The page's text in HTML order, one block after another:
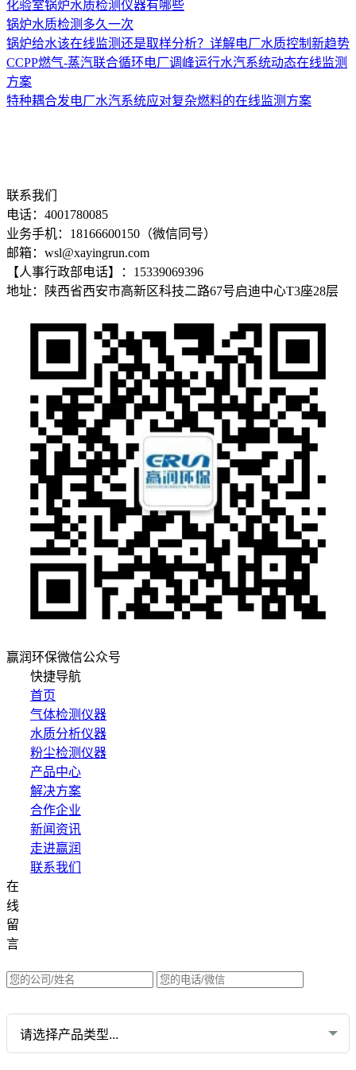
化验室锅炉水质检测仪器有哪些
锅炉水质检测多久一次
锅炉给水该在线监测还是取样分析？详解电厂水质控制新趋势
CCPP燃气-蒸汽联合循环电厂调峰运行水汽系统动态在线监测
方案
特种耦合发电厂水汽系统应对复杂燃料的在线监测方案
联系我们
电话：4001780085
业务手机：18166600150（微信同号）
邮箱：wsl@xayingrun.com
【人事行政部电话】：15339069396
地址：陕西省西安市高新区科技二路67号启迪中心T3座28层
赢润环保微信公众号
快捷导航
首页
气体检测仪器
水质分析仪器
粉尘检测仪器
产品中心
解决方案
合作企业
新闻资讯
走进赢润
联系我们
在
线
留
言